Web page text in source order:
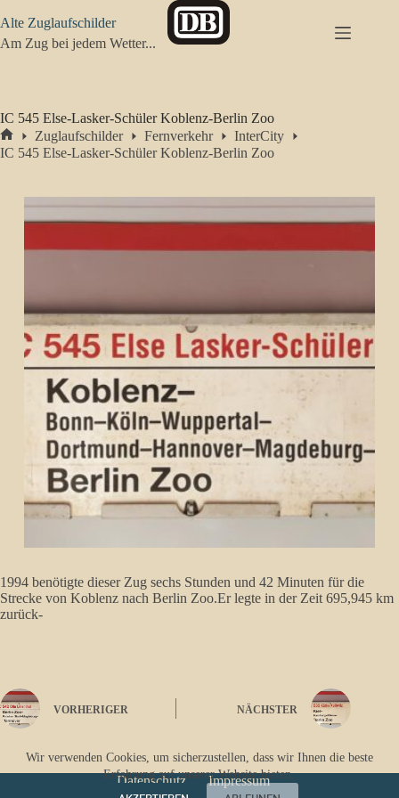
Inhalt
springen
Wir verwenden Cookies, um sicherzustellen, dass wir Ihnen die beste
Erfahrung auf unserer Website bieten.
Alte Zuglaufschilder
Am Zug bei jedem Wetter...
IC 545 Else-Lasker-Schüler Koblenz-Berlin Zoo
Start
Zuglaufschilder Fernverkehr
InterCity
IC 545 Else-Lasker-Schüler Koblenz-Berlin Zoo
1994 benötigte dieser Zug sechs Stunden und 42 Minuten für die
Strecke von Koblenz nach Berlin Zoo.Er legte in der Zeit 695,945 km
zurück-
VORHERIGER NÄCHSTER
Datenschutz Impressum